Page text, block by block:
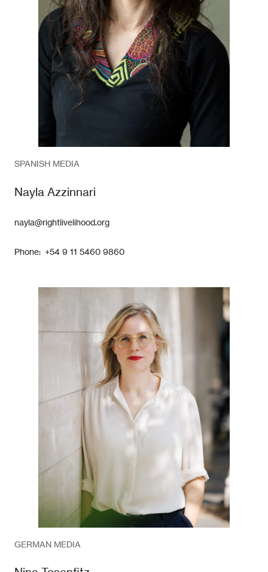
SPANISH MEDIA
Nayla Azzinnari
nayla@rightlivelihood.org
Phone: +54 9 11 5460 9860
GERMAN MEDIA